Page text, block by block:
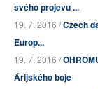
svého projevu ...
19. 7. 2016 /Czech
Europ...
19. 7. 2016 /
Árijského boje